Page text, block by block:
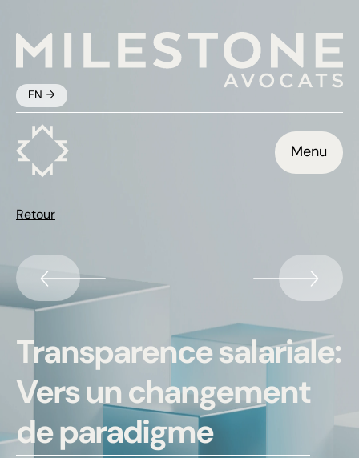
EN
Menu
Retour
Transparence salariale:
Vers un changement
de paradigme